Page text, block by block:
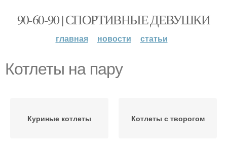
90-60-90 | СПОРТИВНЫЕ ДЕВУШКИ
главная новости статьи
Котлеты на пару
Куриные котлеты Котлеты с творогом